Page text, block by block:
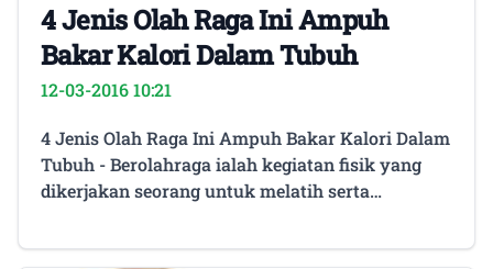
4 Jenis Olah Raga Ini Ampuh
Bakar Kalori Dalam Tubuh
12-03-2016 10:21
4 Jenis Olah Raga Ini Ampuh Bakar Kalori Dalam
Tubuh - Berolahraga ialah kegiatan fisik yang
dikerjakan seorang untuk melatih serta
berolahraga tak cuma berupa kegiatan fisik saja